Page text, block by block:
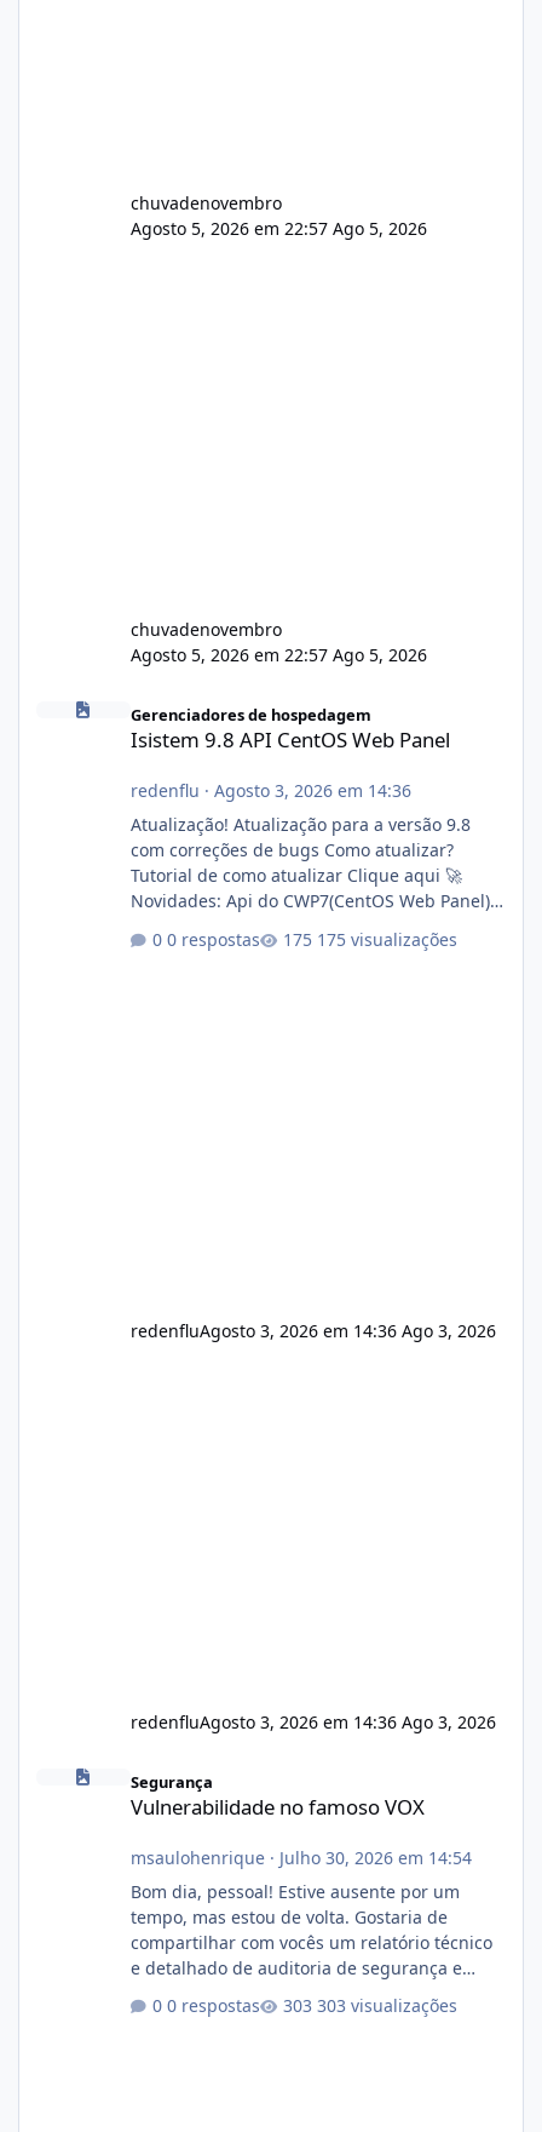
chuvadenovembro
Agosto 5, 2026 em 22:57 Ago 5, 2026
chuvadenovembro
Agosto 5, 2026 em 22:57 Ago 5, 2026
Isistem 9.8 API CentOS Web Panel
Gerenciadores de hospedagem
Isistem 9.8 API CentOS Web Panel
redenflu · Agosto 3, 2026 em 14:36
Atualização! Atualização para a versão 9.8
com correções de bugs Como atualizar?
Tutorial de como atualizar Clique aqui 🚀
Novidades: Api do CWP7(CentOS Web Panel)
autorizado a usasr o isistem:
0 respostas 175 visualizações
redenfluAgosto 3, 2026 em 14:36 Ago 3, 2026
redenfluAgosto 3, 2026 em 14:36 Ago 3, 2026
Segurança
Vulnerabilidade no famoso VOX
msaulohenrique· Julho 30, 2026 em 14:54
Bom dia, pessoal! Estive ausente por um
tempo, mas estou de volta. Gostaria de
compartilhar com vocês um relatório técnico
e detalhado de auditoria de segurança e
atualmente em circulação e comercialização
0 respostas 303 visualizações